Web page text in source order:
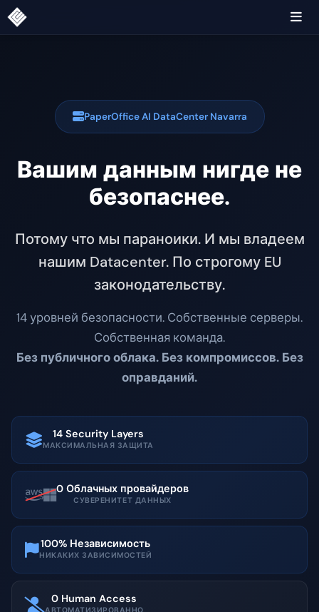
PaperOffice AI DataCenter Navarra
Вашим данным нигде не
безопаснее.
Потому что мы параноики. И мы владеем
нашим Datacenter. По строгому EU
законодательству.
14 уровней безопасности. Собственные серверы.
Собственная команда.
Без публичного облака. Без компромиссов. Без
оправданий.
14 Security Layers
МАКСИМАЛЬНАЯ ЗАЩИТА
0 Облачных провайдеров
СУВЕРЕНИТЕТ ДАННЫХ
100% Независимость
НИКАКИХ ЗАВИСИМОСТЕЙ
0 Human Access